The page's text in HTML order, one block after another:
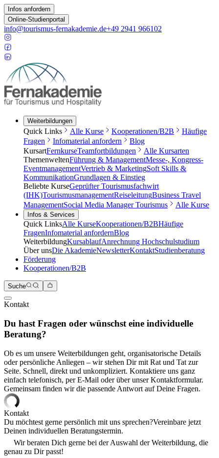
Infos anfordern
Online-Studienportal
info@tourismus-fernakademie.de+49 2941 966102
Weiterbildungen
Quick Links Alle Kurse Kooperationen/B2B
Häufige
Fragen
Infomaterial anfordern
Blog
KursartFernkurseTeamfortbildungen
Alle Kursarten
ThemenweltenFührung & ManagementMesse-, Kongress-
EventmanagementVertrieb & MarketingSoft Skills &
KommunikationGrundlagen & Einstieg
Beliebte KurseGeprüfter Tourismusfachwirt
(IHK)TourismusmanagementReiseleitungBusiness Travel
ManagementSocial Media Manager Tourismus Alle Kurse
Infos & Services
Quick LinksAlle KurseKooperationen/B2BHäufige
FragenInfomaterial anfordernBlog
WeiterbildungKursablaufAnrechnung Hochschulstudium
Über unsDie AkademieNewsletterKontaktStudienberatung
Förderung
Kooperationen/B2B
Suche
Kontakt
Du hast Fragen oder wünschst eine individuelle
Beratung?
Ob es um unsere Weiterbildungen geht, organisatorische Details
oder persönliche Anliegen – wir stehen Dir mit Rat und Tat zur
Seite. Schnell, direkt und unkompliziert. Kontaktiere uns ganz
einfach telefonisch, per E-Mail oder über unser Kontaktformular.
Gemeinsam finden wir die passende Antwort auf Deine Fragen.
Kontakt
Du möchtest gerne persönlich mit uns sprechen?Vereinbare jetzt
Deinen individuellen Beratungstermin.
Wir beraten Dich gerne bei der Auswahl der Weiterbildung, die
genau zu Dir passt!